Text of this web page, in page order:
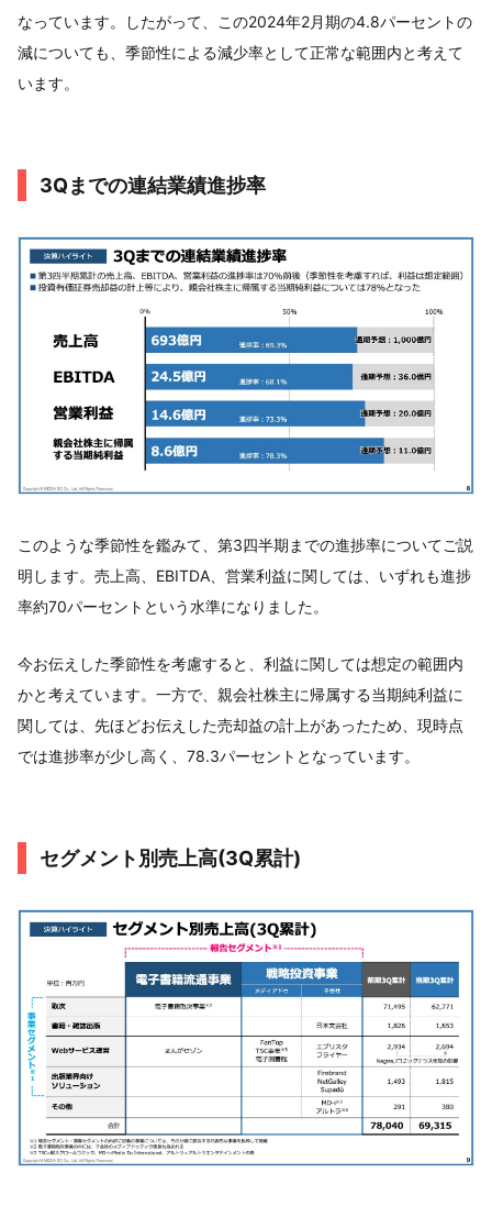
なっています。したがって、この2024年2月期の4.8パーセントの
減についても、季節性による減少率として正常な範囲内と考えて
います。
3Qまでの連結業績進捗率
このような季節性を鑑みて、第3四半期までの進捗率についてご説
明します。売上高、EBITDA、営業利益に関しては、いずれも進捗
率約70パーセントという水準になりました。
今お伝えした季節性を考慮すると、利益に関しては想定の範囲内
かと考えています。一方で、親会社株主に帰属する当期純利益に
関しては、先ほどお伝えした売却益の計上があったため、現時点
では進捗率が少し高く、78.3パーセントとなっています。
セグメント別売上高(3Q累計)